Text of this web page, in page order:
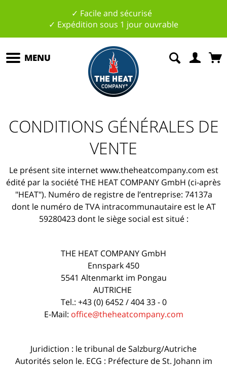
✓ Facile and sécurisé
✓ Expédition sous 1 jour ouvrable
MENU
CONDITIONS GÉNÉRALES DE
VENTE
Le présent site internet www.theheatcompany.com est
édité par la société THE HEAT COMPANY GmbH (ci-après
"HEAT"). Numéro de registre de l’entreprise: 74137a
dont le numéro de TVA intracommunautaire est le AT
59280423 dont le siège social est situé :
THE HEAT COMPANY GmbH
Ennspark 450
5541 Altenmarkt im Pongau
AUTRICHE
Tel.: +43 (0) 6452 / 404 33 - 0
E-Mail: office@theheatcompany.com
Juridiction : le tribunal de Salzburg/Autriche
Autorités selon le. ECG : Préfecture de St. Johann im